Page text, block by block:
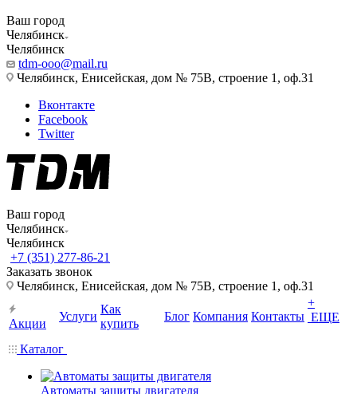
Ваш город
Челябинск
Челябинск
tdm-ooo@mail.ru
Челябинск, Енисейская, дом № 75В, строение 1, оф.31
Вконтакте
Facebook
Twitter
Ваш город
Челябинск
Челябинск
+7 (351) 277-86-21
Заказать звонок
Челябинск, Енисейская, дом № 75В, строение 1, оф.31
Акции
Услуги
Как
купить
Блог Компания Контакты
+
ЕЩЕ
Каталог
Автоматы защиты двигателя